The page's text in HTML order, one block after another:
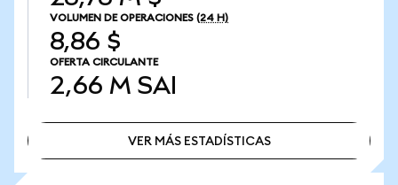
VOLUMEN DE OPERACIONES (24 H)
8,86 $
OFERTA CIRCULANTE
2,66 M SAI
VER MÁS ESTADÍSTICAS